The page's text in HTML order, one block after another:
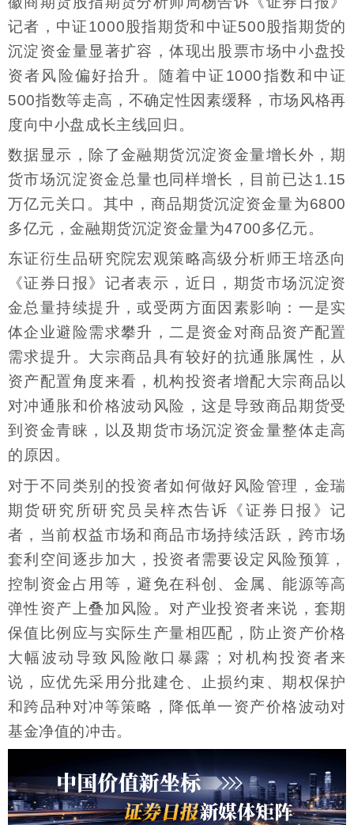
记者，中证1000股指期货和中证500股指期货的
沉淀资金量显著扩容，体现出股票市场中小盘投
资者风险偏好抬升。随着中证1000指数和中证
500指数等走高，不确定性因素缓释，市场风格再
度向中小盘成长主线回归。
数据显示，除了金融期货沉淀资金量增长外，期
货市场沉淀资金总量也同样增长，目前已达1.15
万亿元关口。其中，商品期货沉淀资金量为6800
多亿元，金融期货沉淀资金量为4700多亿元。
东证衍生品研究院宏观策略高级分析师王培丞向
《证券日报》记者表示，近日，期货市场沉淀资
金总量持续提升，或受两方面因素影响：一是实
体企业避险需求攀升，二是资金对商品资产配置
需求提升。大宗商品具有较好的抗通胀属性，从
资产配置角度来看，机构投资者增配大宗商品以
对冲通胀和价格波动风险，这是导致商品期货受
到资金青睐，以及期货市场沉淀资金量整体走高
的原因。
对于不同类别的投资者如何做好风险管理，金瑞
期货研究所研究员吴梓杰告诉《证券日报》记
者，当前权益市场和商品市场持续活跃，跨市场
套利空间逐步加大，投资者需要设定风险预算，
控制资金占用等，避免在科创、金属、能源等高
弹性资产上叠加风险。对产业投资者来说，套期
保值比例应与实际生产量相匹配，防止资产价格
大幅波动导致风险敞口暴露；对机构投资者来
说，应优先采用分批建仓、止损约束、期权保护
和跨品种对冲等策略，降低单一资产价格波动对
基金净值的冲击。